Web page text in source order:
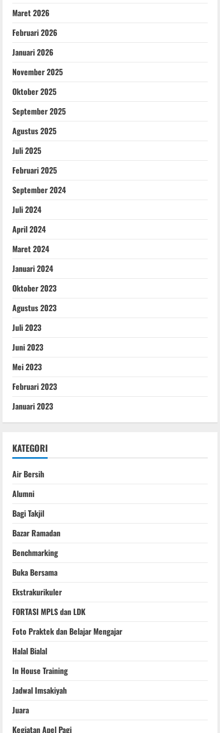
Maret 2026
Februari 2026
Januari 2026
November 2025
Oktober 2025
September 2025
Agustus 2025
Juli 2025
Februari 2025
September 2024
Juli 2024
April 2024
Maret 2024
Januari 2024
Oktober 2023
Agustus 2023
Juli 2023
Juni 2023
Mei 2023
Februari 2023
Januari 2023
KATEGORI
Air Bersih
Alumni
Bagi Takjil
Bazar Ramadan
Benchmarking
Buka Bersama
Ekstrakurikuler
FORTASI MPLS dan LDK
Foto Praktek dan Belajar Mengajar
Halal Bialal
In House Training
Jadwal Imsakiyah
Juara
Kegiatan Apel Pagi